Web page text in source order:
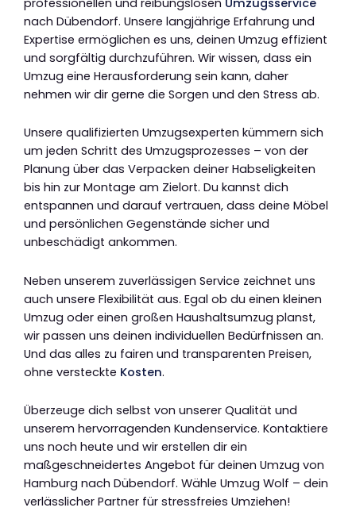
nach Dübendorf. Unsere langjährige Erfahrung und
Expertise ermöglichen es uns, deinen Umzug effizient
und sorgfältig durchzuführen. Wir wissen, dass ein
Umzug eine Herausforderung sein kann, daher
nehmen wir dir gerne die Sorgen und den Stress ab.
Unsere qualifizierten Umzugsexperten kümmern sich
um jeden Schritt des Umzugsprozesses – von der
Planung über das Verpacken deiner Habseligkeiten
bis hin zur Montage am Zielort. Du kannst dich
entspannen und darauf vertrauen, dass deine Möbel
und persönlichen Gegenstände sicher und
unbeschädigt ankommen.
Neben unserem zuverlässigen Service zeichnet uns
auch unsere Flexibilität aus. Egal ob du einen kleinen
Umzug oder einen großen Haushaltsumzug planst,
wir passen uns deinen individuellen Bedürfnissen an.
Und das alles zu fairen und transparenten Preisen,
ohne versteckte Kosten.
Überzeuge dich selbst von unserer Qualität und
unserem hervorragenden Kundenservice. Kontaktiere
uns noch heute und wir erstellen dir ein
maßgeschneidertes Angebot für deinen Umzug von
Hamburg nach Dübendorf. Wähle Umzug Wolf – dein
verlässlicher Partner für stressfreies Umziehen!